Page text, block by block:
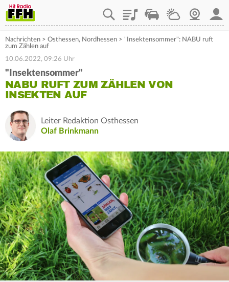
PlaylistStaupilotWetterWebcam
Nachrichten > Osthessen, Nordhessen > "Insektensommer": NABU ruft
zum Zählen auf
10.06.2022, 09:26 Uhr
"Insektensommer"
NABU RUFT ZUM ZÄHLEN VON
INSEKTEN AUF
Leiter Redaktion Osthessen
Olaf Brinkmann